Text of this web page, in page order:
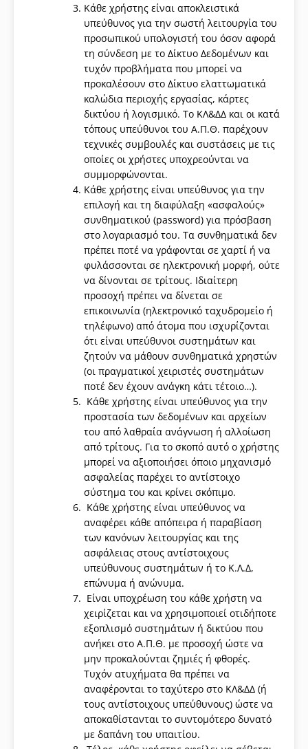
Κάθε χρήστης είναι αποκλειστικά
υπεύθυνος για την σωστή λειτουργία του
προσωπικού υπολογιστή του όσον αφορά
τη σύνδεση με το Δίκτυο Δεδομένων και
τυχόν προβλήματα που μπορεί να
προκαλέσουν στο Δίκτυο ελαττωματικά
καλώδια περιοχής εργασίας, κάρτες
δικτύου ή λογισμικό. Το ΚΛ&ΔΔ και οι κατά
τόπους υπεύθυνοι του Α.Π.Θ. παρέχουν
τεχνικές συμβουλές και συστάσεις με τις
οποίες οι χρήστες υποχρεούνται να
συμμορφώνονται.
Κάθε χρήστης είναι υπεύθυνος για την
επιλογή και τη διαφύλαξη «ασφαλούς»
συνθηματικού (password) για πρόσβαση
στο λογαριασμό του. Τα συνθηματικά δεν
πρέπει ποτέ να γράφονται σε χαρτί ή να
φυλάσσονται σε ηλεκτρονική μορφή, ούτε
να δίνονται σε τρίτους. Ιδιαίτερη
προσοχή πρέπει να δίνεται σε
επικοινωνία (ηλεκτρονικό ταχυδρομείο ή
τηλέφωνο) από άτομα που ισχυρίζονται
ότι είναι υπεύθυνοι συστημάτων και
ζητούν να μάθουν συνθηματικά χρηστών
(οι πραγματικοί χειριστές συστημάτων
ποτέ δεν έχουν ανάγκη κάτι τέτοιο…).
Κάθε χρήστης είναι υπεύθυνος για την
προστασία των δεδομένων και αρχείων
του από λαθραία ανάγνωση ή αλλοίωση
από τρίτους. Για το σκοπό αυτό ο χρήστης
μπορεί να αξιοποιήσει όποιο μηχανισμό
ασφαλείας παρέχει το αντίστοιχο
σύστημα του και κρίνει σκόπιμο.
Κάθε χρήστης είναι υπεύθυνος να
αναφέρει κάθε απόπειρα ή παραβίαση
των κανόνων λειτουργίας και της
ασφάλειας στους αντίστοιχους
υπεύθυνους συστημάτων ή το Κ.Λ.Δ,
επώνυμα ή ανώνυμα.
Είναι υποχρέωση του κάθε χρήστη να
χειρίζεται και να χρησιμοποιεί οτιδήποτε
εξοπλισμό συστημάτων ή δικτύου που
ανήκει στο Α.Π.Θ. με προσοχή ώστε να
μην προκαλούνται ζημιές ή φθορές.
Τυχόν ατυχήματα θα πρέπει να
αναφέρονται το ταχύτερο στο ΚΛ&ΔΔ (ή
τους αντίστοιχους υπεύθυνους) ώστε να
αποκαθίστανται το συντομότερο δυνατό
με δαπάνη του υπαιτίου.